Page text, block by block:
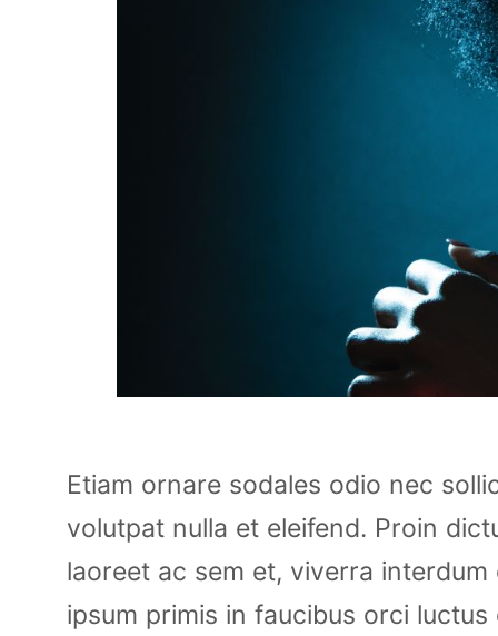
Etiam ornare sodales odio nec
volutpat nulla et eleifend. Proin
laoreet ac sem et, viverra
ipsum primis in faucibus orci